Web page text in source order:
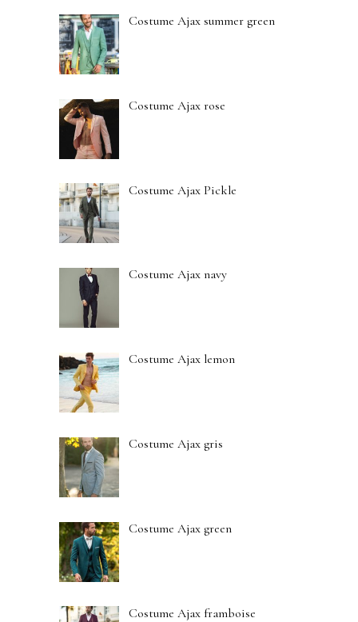
Costume Ajax summer green
Costume Ajax rose
Costume Ajax Pickle
Costume Ajax navy
Costume Ajax lemon
Costume Ajax gris
Costume Ajax green
Costume Ajax framboise